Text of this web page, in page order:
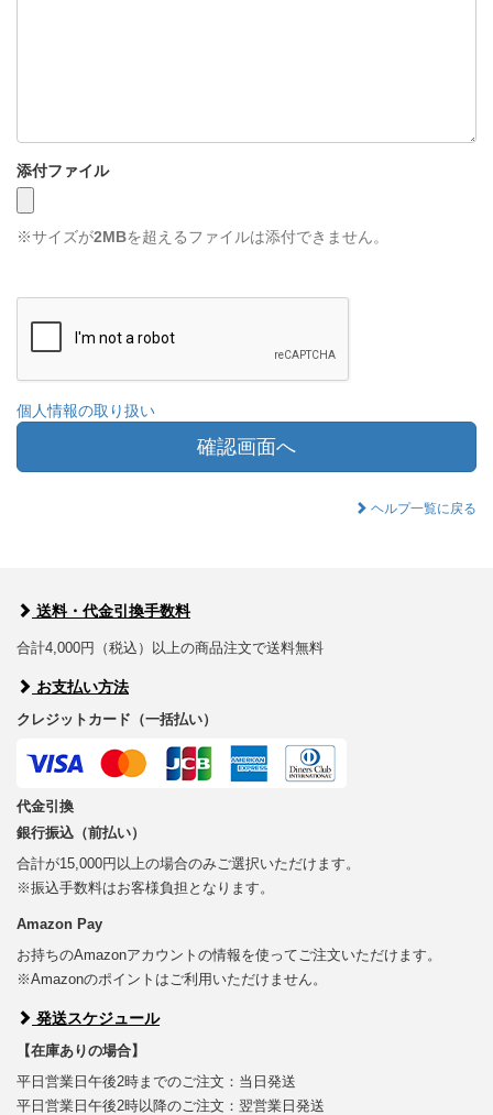
添付ファイル
※サイズが2MBを超えるファイルは添付できません。
個人情報の取り扱い
確認画面へ
ヘルプ一覧に戻る
送料・代金引換手数料
合計4,000円（税込）以上の商品注文で送料無料
お支払い方法
クレジットカード（一括払い）
代金引換
銀行振込（前払い）
合計が15,000円以上の場合のみご選択いただけます。
※振込手数料はお客様負担となります。
Amazon Pay
お持ちのAmazonアカウントの情報を使ってご注文いただけます。
※Amazonのポイントはご利用いただけません。
発送スケジュール
【在庫ありの場合】
平日営業日午後2時までのご注文：当日発送
平日営業日午後2時以降のご注文：翌営業日発送